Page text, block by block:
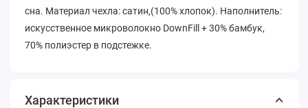
сна. Материал чехла: сатин,(100% хлопок). Наполнитель:
искусственное микроволокно DownFill + 30% бамбук,
70% полиэстер в подстежке.
Характеристики